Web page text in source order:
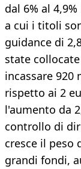
dal 6% al
a cui i titoli
guidance di
state
incassare 920
rispetto ai 2
l'aumento da
controllo di
cresce il peso
grandi fondi,